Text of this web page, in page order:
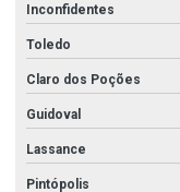
Inconfidentes
Toledo
Claro dos Poções
Guidoval
Lassance
Pintópolis